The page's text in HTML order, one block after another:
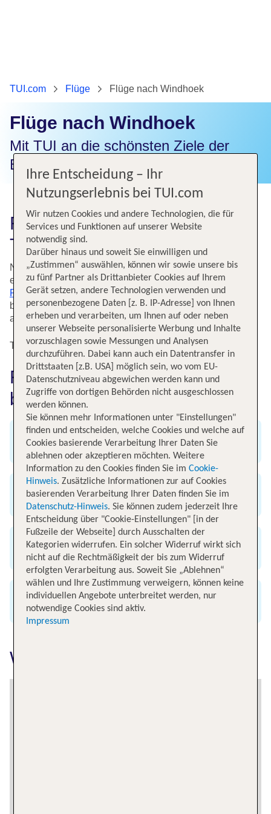
TUI.com Flüge Flüge nach Windhoek
Flüge nach Windhoek
Mit TUI an die schönsten Ziele der
Erde fliegen.
Flüge nach Windhoek auf
TUI.com
Neben Südafrika oder Kenia eignet sich auch Namibia für
eine Safari in Afrika. Auf tui.com bieten wir Dir regelmäßig
Flügenach Windhoek in Namibia an. Willst Du Namibia
bei einer Rundreise erkunden? Dann buche auch direkt
auf tui.com Deinen Mietwagen mit Rundumschutz.
Top Flugangebote nach Windhoek
Flug nach Windhoek einfach
bei TUI buchen
Angebot an weltweiten Flügen
Exklusive Flug-Specials
Günstig & bequem buchen
Alle renommierten Airlines
Windhoek erkunden
Ihre Entscheidung – Ihr
Nutzungserlebnis bei TUI.com
Wir nutzen Cookies und andere Technologien, die für
Services und Funktionen auf unserer Website
notwendig sind.
Darüber hinaus und soweit Sie einwilligen und
„Zustimmen“ auswählen, können wir sowie unsere bis
zu fünf Partner als Drittanbieter Cookies auf Ihrem
Gerät setzen, andere Technologien verwenden und
personenbezogene Daten [z. B. IP-Adresse] von Ihnen
erheben und verarbeiten, um Ihnen auf oder neben
unserer Webseite personalisierte Werbung und Inhalte
vorzuschlagen sowie Messungen und Analysen
durchzuführen. Dabei kann auch ein Datentransfer in
Drittstaaten [z.B. USA] möglich sein, wo vom EU-
Datenschutzniveau abgewichen werden kann und
Zugriffe von dortigen Behörden nicht ausgeschlossen
werden können.
Sie können mehr Informationen unter "Einstellungen"
finden und entscheiden, welche Cookies und welche auf
Cookies basierende Verarbeitung Ihrer Daten Sie
ablehnen oder akzeptieren möchten. Weitere
Information zu den Cookies finden Sie im Cookie-
Hinweis. Zusätzliche Informationen zur auf Cookies
basierenden Verarbeitung Ihrer Daten finden Sie im
Datenschutz-Hinweis. Sie können zudem jederzeit Ihre
Entscheidung über "Cookie-Einstellungen" [in der
Fußzeile der Webseite] durch Ausschalten der
Kategorien widerrufen. Ein solcher Widerruf wirkt sich
nicht auf die Rechtmäßigkeit der bis zum Widerruf
erfolgten Verarbeitung aus. Soweit Sie „Ablehnen“
wählen und Ihre Zustimmung verweigern, können keine
individuellen Angebote unterbreitet werden, nur
notwendige Cookies sind aktiv.
Impressum